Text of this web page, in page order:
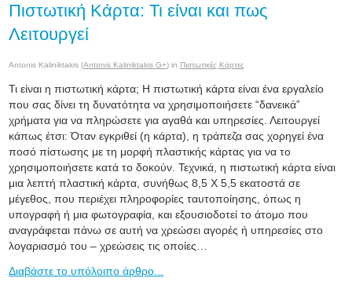
Πιστωτική Κάρτα: Τι είναι και πως
Λειτουργεί
Antonis Kaliniktakis (Antonis Kaliniktakis G+) in Πιστωτικές Κάρτες
Τι είναι η πιστωτική κάρτα; Η πιστωτική κάρτα είναι ένα εργαλείο
που σας δίνει τη δυνατότητα να χρησιμοποιήσετε “δανεικά”
χρήματα για να πληρώσετε για αγαθά και υπηρεσίες. Λειτουργεί
κάπως έτσι: Όταν εγκριθεί (η κάρτα), η τράπεζα σας χορηγεί ένα
ποσό πίστωσης με τη μορφή πλαστικής κάρτας για να το
χρησιμοποιήσετε κατά το δοκούν. Τεχνικά, η πιστωτική κάρτα είναι
μια λεπτή πλαστική κάρτα, συνήθως 8,5 Χ 5,5 εκατοστά σε
μέγεθος, που περιέχει πληροφορίες ταυτοποίησης, όπως η
υπογραφή ή μια φωτογραφία, και εξουσιοδοτεί το άτομο που
αναγράφεται πάνω σε αυτή να χρεώσει αγορές ή υπηρεσίες στο
λογαριασμό του – χρεώσεις τις οποίες…
Διαβάστε το υπόλοιπο άρθρο...